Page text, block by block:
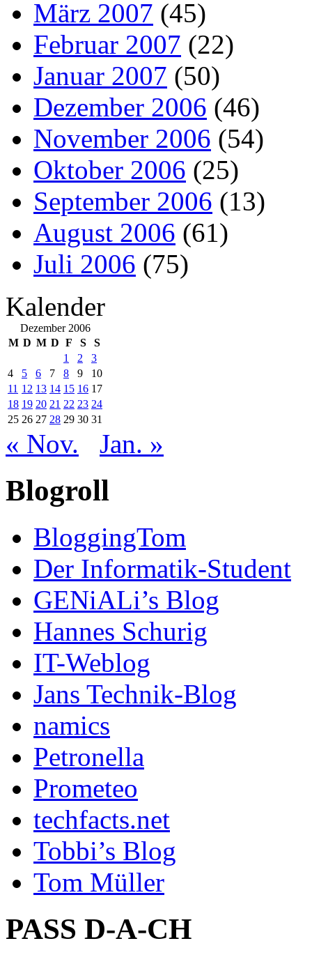
März 2007 (45)
Februar 2007 (22)
Januar 2007 (50)
Dezember 2006 (46)
November 2006 (54)
Oktober 2006 (25)
September 2006 (13)
August 2006 (61)
Juli 2006 (75)
Kalender
Dezember 2006
M D M D F S
S
1
2
3
4
5 6 7 8 9
10
11 12 13 14 15 16 17
18 19 20 21 22 23 24
25 26 27 28 29 30 31
« Nov. Jan. »
Blogroll
BloggingTom
Der Informatik-Student
GENiALi’s Blog
Hannes Schurig
IT-Weblog
Jans Technik-Blog
namics
Petronella
Prometeo
techfacts.net
Tobbi’s Blog
Tom Müller
PASS D-A-CH